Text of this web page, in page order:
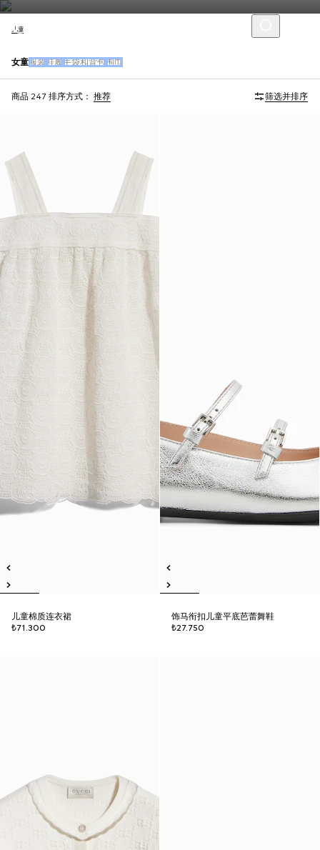
儿童
女童 服装 鞋履 手袋和背包 围巾
商品 247 排序方式： 推荐 筛选并排序
儿童棉质连衣裙
₺71.300
饰马衔扣儿童平底芭蕾舞鞋
₺27.750